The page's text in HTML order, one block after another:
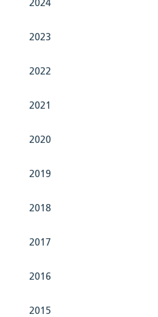
2024
2023
2022
2021
2020
2019
2018
2017
2016
2015